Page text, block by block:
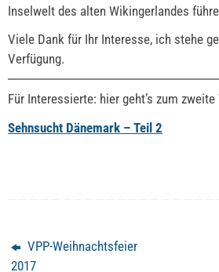
Inselwelt des alten Wikingerlandes
Viele Dank für Ihr Interesse, ich stehe
Verfügung.
Für Interessierte: hier geht’s zum
Sehnsucht Dänemark – Teil 2
VPP-Weihnachtsfeier
2017